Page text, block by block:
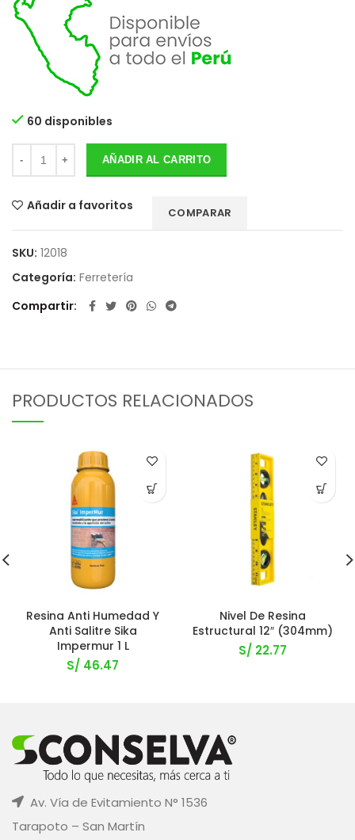
60 disponibles
AÑADIR AL CARRITO
Añadir a favoritos COMPARAR
SKU: 12018
Categoría: Ferretería
Compartir
PRODUCTOS RELACIONADOS
Resina Anti Humedad Y
Anti Salitre Sika
Impermur 1 L
S/ 46.47
Nivel De Resina
Estructural 12″ (304mm)
S/ 22.77
Av. Vía de Evitamiento N° 1536
Tarapoto – San Martín